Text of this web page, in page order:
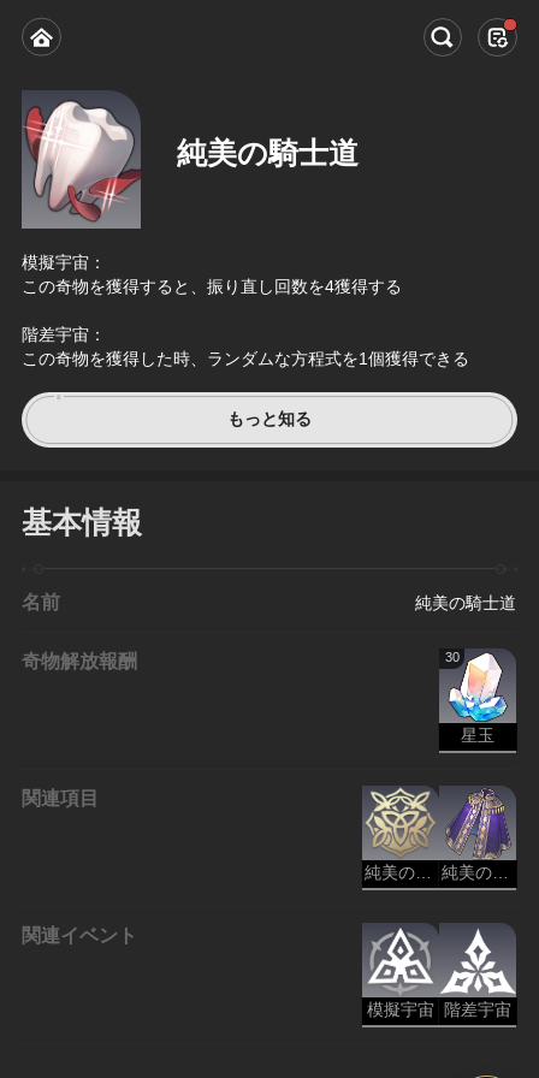
純美の騎士道
模擬宇宙：
この奇物を獲得すると、振り直し回数を4獲得する
階差宇宙：
この奇物を獲得した時、ランダムな方程式を1個獲得できる
もっと知る
基本情報
名前 純美の騎士道
奇物解放報酬 30
星玉
関連項目
純美の騎士団 - 純美 純美のローブ
関連イベント
模擬宇宙 階差宇宙